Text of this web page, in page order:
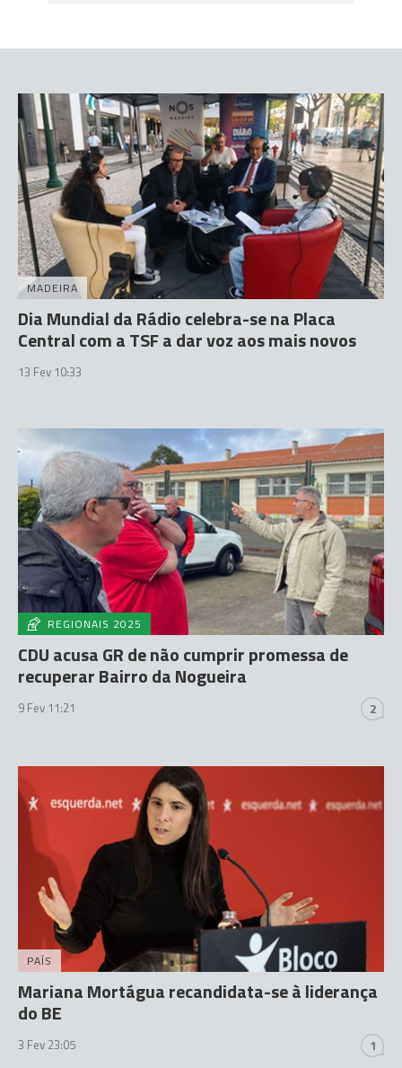
MADEIRA
Dia Mundial da Rádio celebra-se na Placa
Central com a TSF a dar voz aos mais novos
13 Fev 10:33
REGIONAIS 2025
CDU acusa GR de não cumprir promessa de
recuperar Bairro da Nogueira
9 Fev 11:21 2
PAÍS
Mariana Mortágua recandidata-se à liderança
do BE
3 Fev 23:05 1